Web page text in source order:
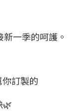
一季的呵護。
訂製的
🌿